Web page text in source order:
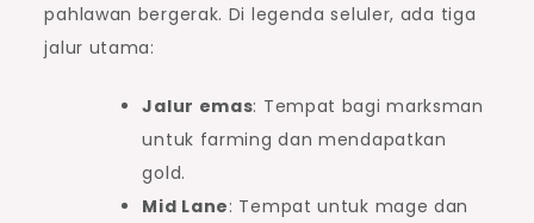
pahlawan bergerak. Di legenda seluler, ada tiga
jalur utama:
Jalur emas: Tempat bagi marksman
untuk farming dan mendapatkan
gold.
Mid Lane: Tempat untuk mage dan